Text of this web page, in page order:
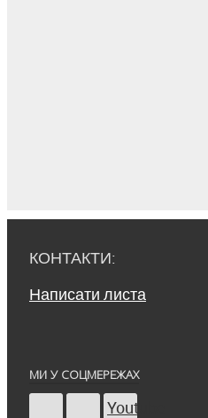
КОНТАКТИ:
Написати листа
МИ У СОЦМЕРЕЖАХ
Youtube